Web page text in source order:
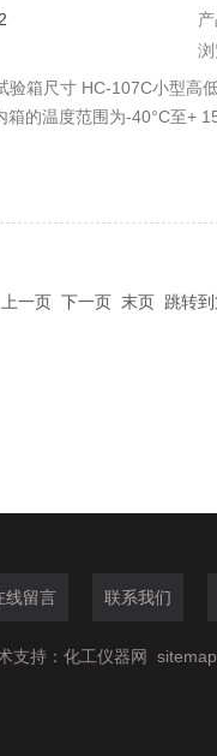
浏
验箱尺寸 HC-107C小型高
的温度范围为-40°C至+
一页 下一页 末页 跳转到
线留言 联系我们
支持： 化工仪器网